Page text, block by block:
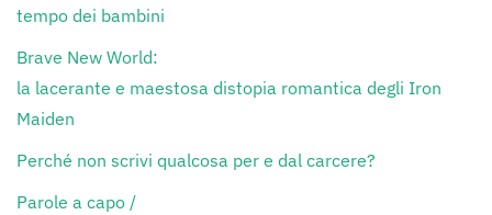
tempo dei bambini
Brave New World:
la lacerante e maestosa distopia romantica degli Iron
Maiden
Perché non scrivi qualcosa per e dal carcere?
Parole a capo /